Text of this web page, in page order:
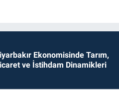
Ekonomisinde Tarım,
ve İstihdam Dinamikleri